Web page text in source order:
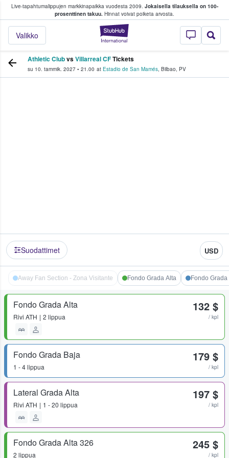
Live-tapahtumalippujen markkinapaikka vuodesta 2009. Jokaisella tilauksella on 100-
prosenttinen takuu. Hinnat voivat poiketa arvosta.
StubHub -
Valikko
fanit ostavat ja myyvät lippuja
Athletic ClubvsVillarreal CFTickets
su 10. tammik. 2027 • 21.00 at Estadio de San Mamés, Bilbao, PV
Suodattimet USD
Away Fan Section - Zona Visitante Fondo Grada Alta Fondo
Fondo Grada Alta
Rivi ATH 2 lippua
132 $
/ kpl
Fondo Grada Baja
1 - 4 lippua
179 $
/ kpl
Lateral Grada Alta
Rivi ATH 1 - 20 lippua
197 $
/ kpl
Fondo Grada Alta 326
2 lippua
245 $
/ kpl